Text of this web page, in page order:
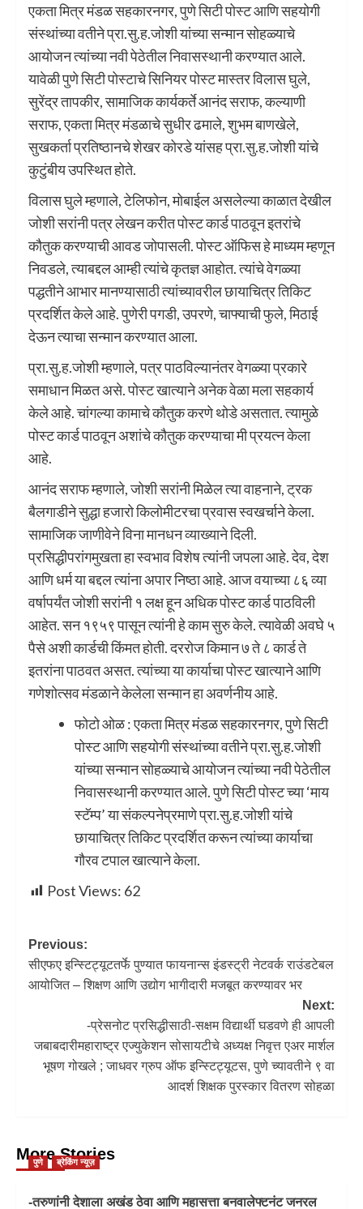
एकता मित्र मंडळ सहकारनगर, पुणे सिटी पोस्ट आणि सहयोगी
संस्थांच्या वतीने प्रा.सु.ह.जोशी यांच्या सन्मान सोहळ्याचे
आयोजन त्यांच्या नवी पेठेतील निवासस्थानी करण्यात आले.
यावेळी पुणे सिटी पोस्टाचे सिनियर पोस्ट मास्तर विलास घुले,
सुरेंद्र तापकीर, सामाजिक कार्यकर्ते आनंद सराफ, कल्याणी
सराफ, एकता मित्र मंडळाचे सुधीर ढमाले, शुभम बाणखेले,
सुखकर्ता प्रतिष्ठानचे शेखर कोरडे यांसह प्रा.सु.ह.जोशी यांचे
कुटुंबीय उपस्थित होते.
विलास घुले म्हणाले, टेलिफोन, मोबाईल असलेल्या काळात देखील
जोशी सरांनी पत्र लेखन करीत पोस्ट कार्ड पाठवून इतरांचे
कौतुक करण्याची आवड जोपासली. पोस्ट ऑफिस हे माध्यम म्हणून
निवडले, त्याबद्दल आम्ही त्यांचे कृतज्ञ आहोत. त्यांचे वेगळ्या
पद्धतीने आभार मानण्यासाठी त्यांच्यावरील छायाचित्र तिकिट
प्रदर्शित केले आहे. पुणेरी पगडी, उपरणे, चाफ्याची फुले, मिठाई
देऊन त्याचा सन्मान करण्यात आला.
प्रा.सु.ह.जोशी म्हणाले, पत्र पाठविल्यानंतर वेगळ्या प्रकारे
समाधान मिळत असे. पोस्ट खात्याने अनेक वेळा मला सहकार्य
केले आहे. चांगल्या कामाचे कौतुक करणे थोडे असतात. त्यामुळे
पोस्ट कार्ड पाठवून अशांचे कौतुक करण्याचा मी प्रयत्न केला
आहे.
आनंद सराफ म्हणाले, जोशी सरांनी मिळेल त्या वाहनाने, ट्रक
बैलगाडीने सुद्धा हजारो किलोमीटरचा प्रवास स्वखर्चाने केला.
सामाजिक जाणीवेने विना मानधन व्याख्याने दिली.
प्रसिद्धीपरांगमुखता हा स्वभाव विशेष त्यांनी जपला आहे. देव, देश
आणि धर्म या बद्दल त्यांना अपार निष्ठा आहे. आज वयाच्या ८६ व्या
वर्षापर्यंत जोशी सरांनी १ लक्ष हून अधिक पोस्ट कार्ड पाठविली
आहेत. सन १९५९ पासून त्यांनी हे काम सुरु केले. त्यावेळी अवघे ५
पैसे अशी कार्डची किंमत होती. दररोज किमान ७ ते ८ कार्ड ते
इतरांना पाठवत असत. त्यांच्या या कार्याचा पोस्ट खात्याने आणि
गणेशोत्सव मंडळाने केलेला सन्मान हा अवर्णनीय आहे.
फोटो ओळ : एकता मित्र मंडळ सहकारनगर, पुणे सिटी
पोस्ट आणि सहयोगी संस्थांच्या वतीने प्रा.सु.ह.जोशी
यांच्या सन्मान सोहळ्याचे आयोजन त्यांच्या नवी पेठेतील
निवासस्थानी करण्यात आले. पुणे सिटी पोस्ट च्या ‘माय
स्टॅम्प’ या संकल्पनेप्रमाणे प्रा.सु.ह.जोशी यांचे
छायाचित्र तिकिट प्रदर्शित करून त्यांच्या कार्याचा
गौरव टपाल खात्याने केला.
Post Views: 62
Previous:
सीएफए इन्स्टिट्यूटतर्फे पुण्यात फायनान्स इंडस्ट्री नेटवर्क राउंडटेबल
आयोजित – शिक्षण आणि उद्योग भागीदारी मजबूत करण्यावर भर
Next:
-प्रेसनोट प्रसिद्धीसाठी-सक्षम विद्यार्थी घडवणे ही आपली
जबाबदारीमहाराष्ट्र एज्युकेशन सोसायटीचे अध्यक्ष निवृत्त एअर मार्शल
भूषण गोखले ; जाधवर ग्रुप ऑफ इन्स्टिट्यूटस, पुणे च्यावतीने ९ वा
आदर्श शिक्षक पुरस्कार वितरण सोहळा
More Stories
पुणे ब्रेकिंग न्यूज़
-तरुणांनी देशाला अखंड ठेवा आणि महासत्ता बनवालेफ्टनंट जनरल